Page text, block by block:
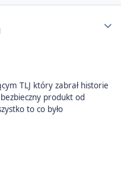
TLJ który zabrał historie
produkt od
to co było